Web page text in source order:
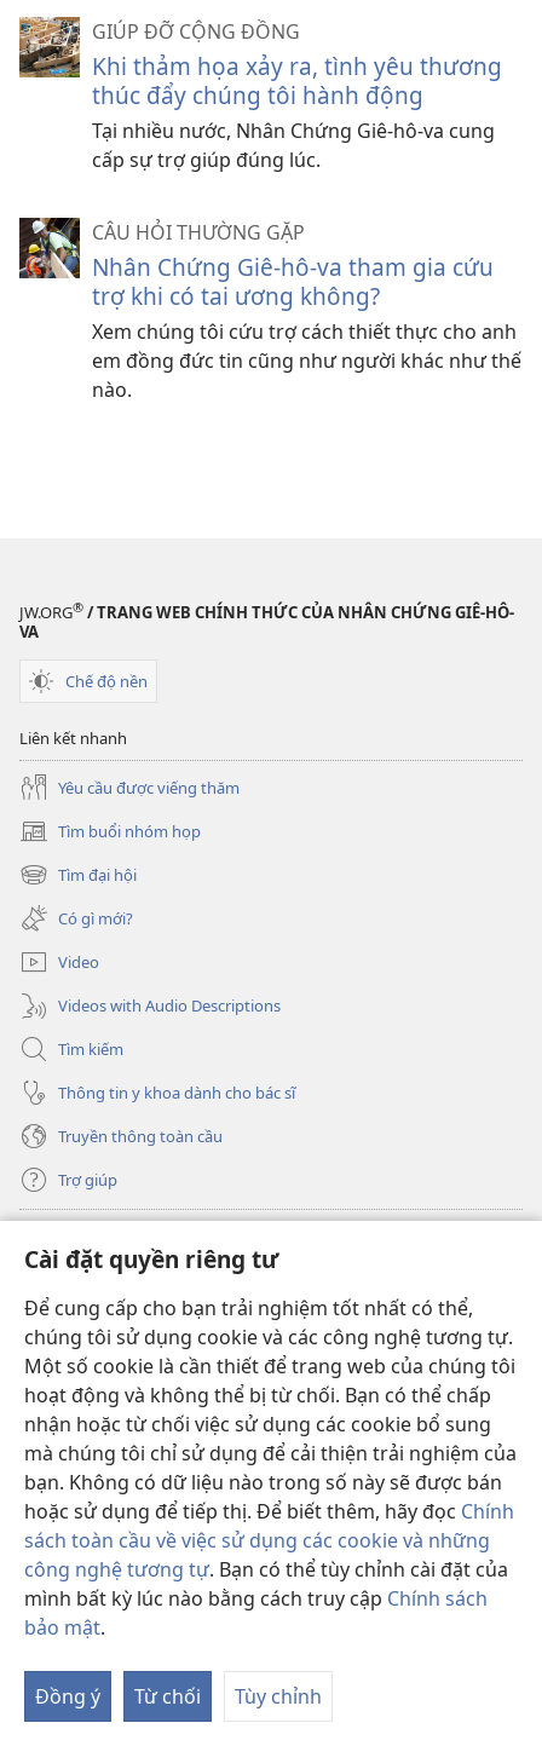
Cài đặt quyền riêng tư
Để cung cấp cho bạn trải nghiệm tốt nhất có thể,
chúng tôi sử dụng cookie và các công nghệ tương tự.
Một số cookie là cần thiết để trang web của chúng tôi
hoạt động và không thể bị từ chối. Bạn có thể chấp
nhận hoặc từ chối việc sử dụng các cookie bổ sung
mà chúng tôi chỉ sử dụng để cải thiện trải nghiệm của
bạn. Không có dữ liệu nào trong số này sẽ được bán
hoặc sử dụng để tiếp thị. Để biết thêm, hãy đọc Chính
sách toàn cầu về việc sử dụng các cookie và những
công nghệ tương tự. Bạn có thể tùy chỉnh cài đặt của
mình bất kỳ lúc nào bằng cách truy cập Chính sách
bảo mật.
Đồng ý Từ chối Tùy chỉnh
GIÚP ĐỠ CỘNG ĐỒNG
Khi thảm họa xảy ra, tình yêu thương
thúc đẩy chúng tôi hành động
Tại nhiều nước, Nhân Chứng Giê-hô-va cung
cấp sự trợ giúp đúng lúc.
CÂU HỎI THƯỜNG GẶP
Nhân Chứng Giê-hô-va tham gia cứu
trợ khi có tai ương không?
Xem chúng tôi cứu trợ cách thiết thực cho anh
em đồng đức tin cũng như người khác như thế
nào.
JW.ORG® / TRANG WEB CHÍNH THỨC CỦA NHÂN CHỨNG GIÊ-HÔ-
VA
Chế độ nền
Liên kết nhanh
Yêu cầu được viếng thăm
Tìm buổi nhóm họp
(mở
cửa
sổ
mới)
Tìm đại hội
(mở
cửa
sổ
mới)
Có gì mới?
Video
Videos with Audio Descriptions
Tìm kiếm
Thông tin y khoa dành cho bác sĩ
Truyền thông toàn cầu
Trợ giúp
(mở
cửa
sổ
mới)
THƯ VIỆN TRỰC TUYẾN Tháp Canh
(mở
cửa
sổ
mới)
JW Hub ®
(mở
cửa
sổ
mới)
JW Library
Thư viện Tháp Canh
Copyright© 2026 Watch Tower Bible and Tract Society of Pennsylvania.
ĐIỀU KHOẢN SỬ DỤNG